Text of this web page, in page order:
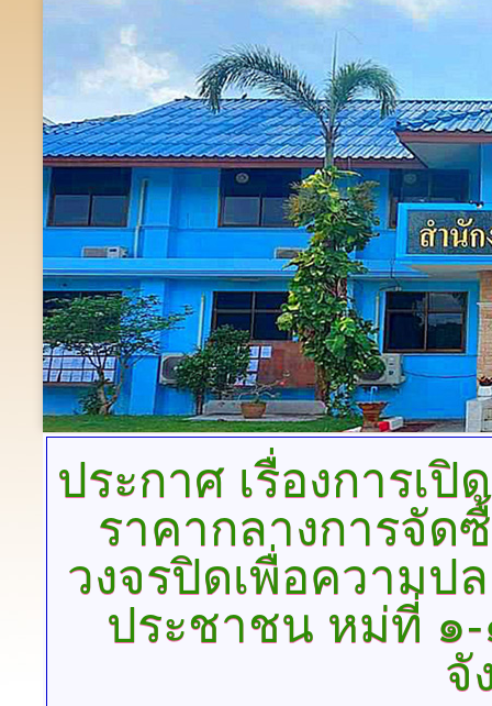
ประกาศเรื่องการเปิ
ราคากลางการจัด
วงจรปิดเพื่อความ
ประชาชน หม่ที่ ๑-
จั